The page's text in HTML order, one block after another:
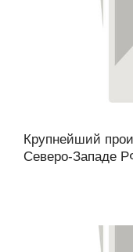
Крупнейший
Северо-Западе